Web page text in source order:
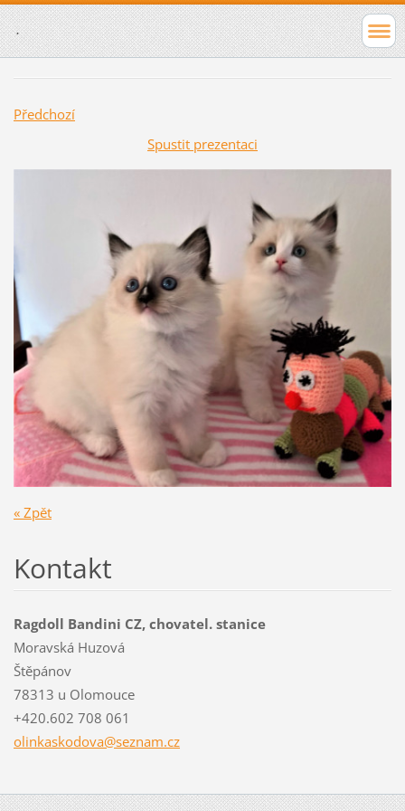
.
Předchozí
Spustit prezentaci
« Zpět
Kontakt
Ragdoll Bandini CZ, chovatel. stanice
Moravská Huzová
Štěpánov
78313 u Olomouce
+420.602 708 061
olinkaskodova@seznam.cz